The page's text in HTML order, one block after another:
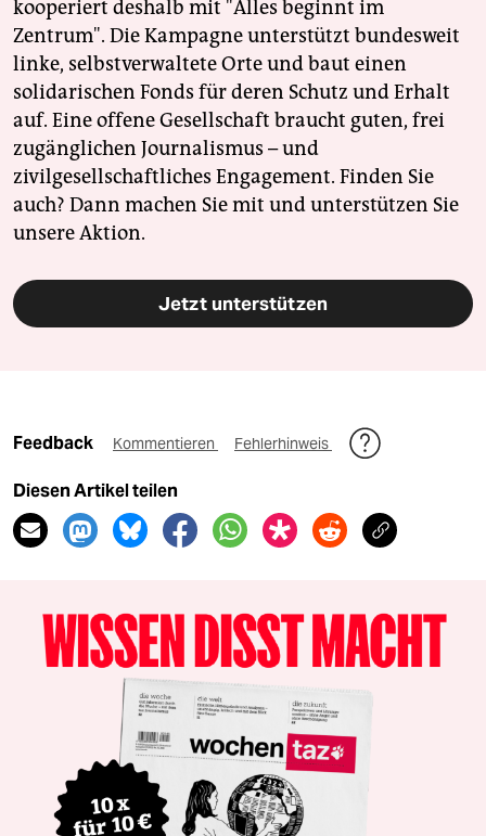
kooperiert deshalb mit "Alles beginnt im
Zentrum". Die Kampagne unterstützt bundesweit
linke, selbstverwaltete Orte und baut einen
solidarischen Fonds für deren Schutz und Erhalt
auf. Eine offene Gesellschaft braucht guten, frei
zugänglichen Journalismus – und
zivilgesellschaftliches Engagement. Finden Sie
auch? Dann machen Sie mit und unterstützen Sie
unsere Aktion.
Jetzt unterstützen
Feedback Kommentieren Fehlerhinweis
Diesen Artikel teilen